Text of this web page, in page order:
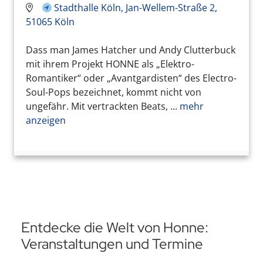
Stadthalle Köln, Jan-Wellem-Straße 2,
51065 Köln
Dass man James Hatcher und Andy Clutterbuck
mit ihrem Projekt HONNE als „Elektro-
Romantiker“ oder „Avantgardisten“ des Electro-
Soul-Pops bezeichnet, kommt nicht von
ungefähr. Mit vertrackten Beats, ... mehr
anzeigen
Entdecke die Welt von Honne:
Veranstaltungen und Termine